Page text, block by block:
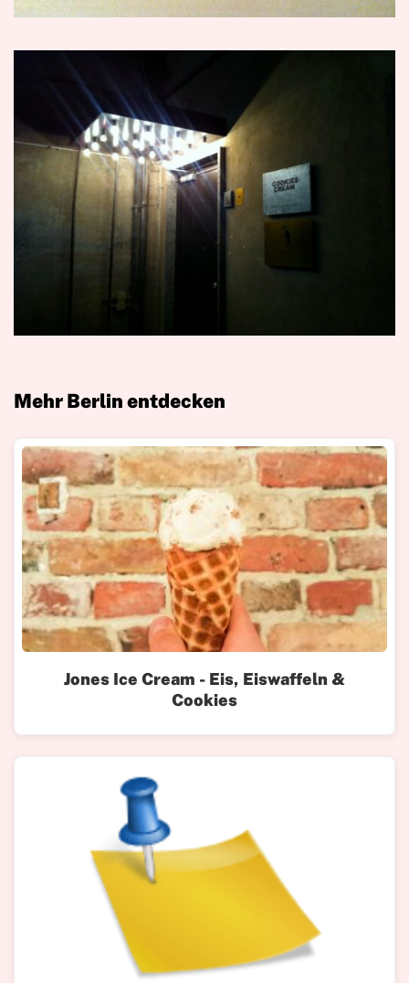
Mehr Berlin entdecken
Jones Ice Cream - Eis, Eiswaffeln &
Cookies